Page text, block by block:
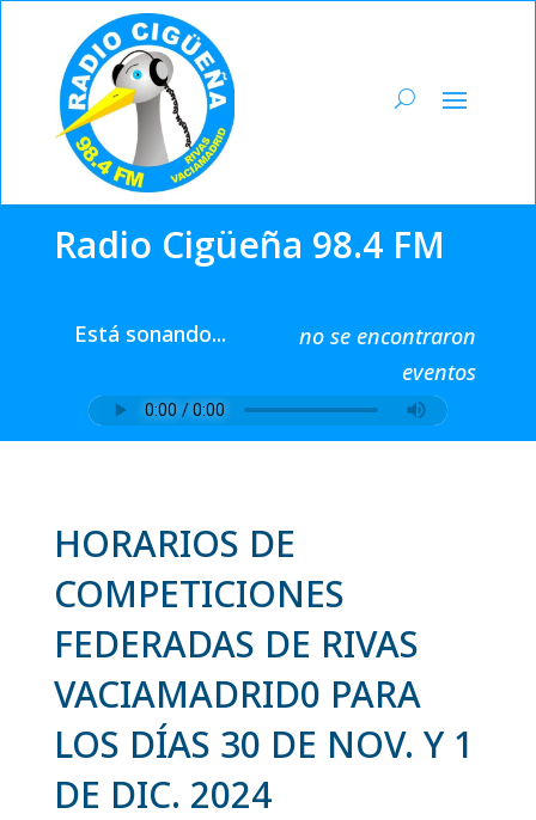
Radio Cigüeña 98.4 FM
Está sonando...
no se encontraron
eventos
HORARIOS DE
COMPETICIONES
FEDERADAS DE RIVAS
VACIAMADRID0 PARA
LOS DÍAS 30 DE NOV. Y 1
DE DIC. 2024